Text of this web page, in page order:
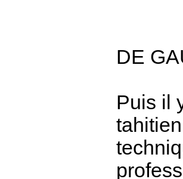
DE
Puis il